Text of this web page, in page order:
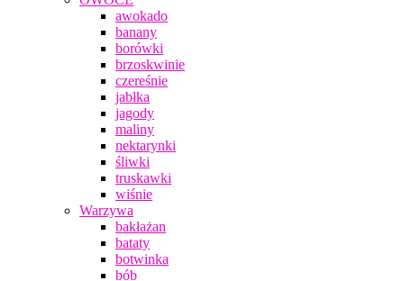
awokado
banany
borówki
brzoskwinie
czereśnie
jabłka
jagody
maliny
nektarynki
śliwki
truskawki
wiśnie
Warzywa
bakłażan
bataty
botwinka
bób